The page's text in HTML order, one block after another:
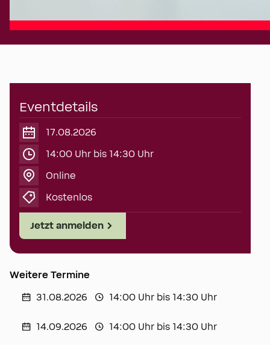
Eventdetails
17.08.2026
14:00 Uhr bis 14:30 Uhr
Online
Kostenlos
Jetzt anmelden
Weitere Termine
31.08.2026 14:00 Uhr bis 14:30 Uhr
14.09.2026 14:00 Uhr bis 14:30 Uhr